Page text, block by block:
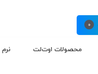
0
محصولات اوت‌لت نرم